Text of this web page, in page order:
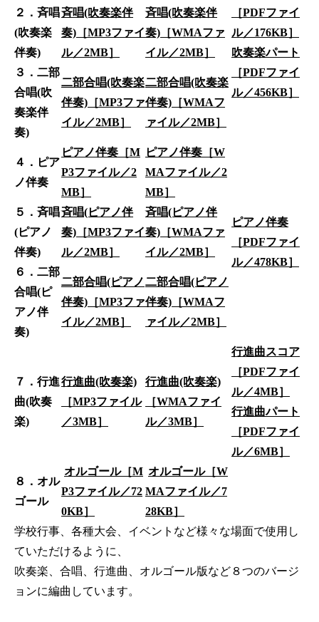
［PDFファイ
ル／176KB］
吹奏楽パート
［PDFファイ
ル／456KB］
２．斉唱
(吹奏楽
伴奏)
斉唱(吹奏楽伴
奏)［MP3ファイ
ル／2MB］
斉唱(吹奏楽伴
奏)［WMAファ
イル／2MB］
３．二部
合唱(吹
奏楽伴
奏)
二部合唱(吹奏楽
伴奏)［MP3ファ
イル／2MB］
二部合唱(吹奏楽
伴奏)［WMAフ
ァイル／2MB］
４．ピア
ノ伴奏
ピアノ伴奏［M
P3ファイル／2
MB］
ピアノ伴奏［W
MAファイル／2
MB］
ピアノ伴奏
［PDFファイ
ル／478KB］
５．斉唱
(ピアノ
伴奏)
斉唱(ピアノ伴
奏)［MP3ファイ
ル／2MB］
斉唱(ピアノ伴
奏)［WMAファ
イル／2MB］
６．二部
合唱(ピ
アノ伴
奏)
二部合唱(ピアノ
伴奏)［MP3ファ
イル／2MB］
二部合唱(ピアノ
伴奏)［WMAフ
ァイル／2MB］
７．行進
曲(吹奏
楽)
行進曲(吹奏楽)
［MP3ファイル
／3MB］
行進曲(吹奏楽)
［WMAファイ
ル／3MB］
行進曲スコア
［PDFファイ
ル／4MB］
行進曲パート
［PDFファイ
ル／6MB］
８．オル
ゴール
オルゴール［M
P3ファイル／72
0KB］
オルゴール［W
MAファイル／7
28KB］
学校行事、各種大会、イベントなど様々な場面で使用し
ていただけるように、
吹奏楽、合唱、行進曲、オルゴール版など８つのバージ
ョンに編曲しています。